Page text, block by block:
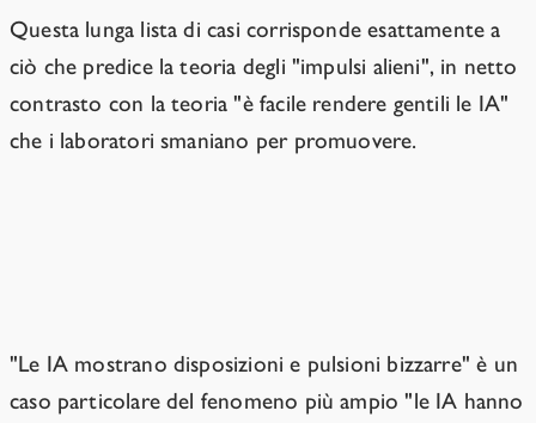
Questa lunga lista di casi corrisponde esattamente a
ciò che predice la teoria degli "impulsi alieni", in netto
contrasto con la teoria "è facile rendere gentili le IA"
che i laboratori smaniano per promuovere.
"Le IA mostrano disposizioni e pulsioni bizzarre" è un
caso particolare del fenomeno più ampio "le IA hanno